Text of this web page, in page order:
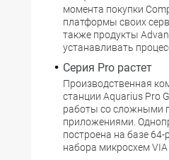
момента покупки
платформы своих
также продукты
устанавливать
Серия Pro растет
Производственная
станции Aquarius Pro
работы со сложными
приложениями.
построена на базе
набора микросхем VIA